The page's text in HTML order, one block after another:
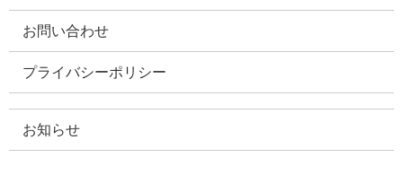
お問い合わせ
プライバシーポリシー
お知らせ